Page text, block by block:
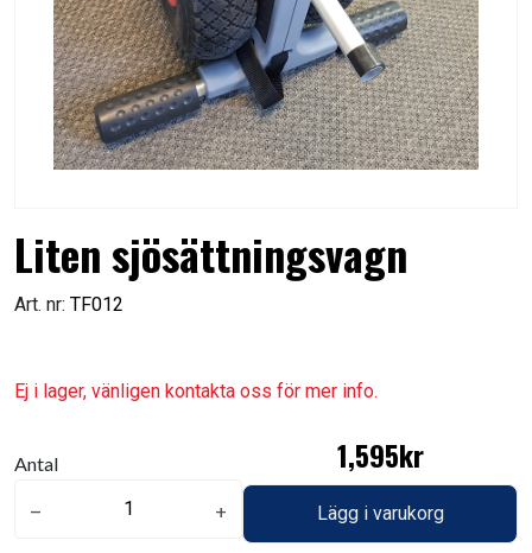
Liten sjösättningsvagn
Art. nr: TF012
Ej i lager, vänligen kontakta oss för mer info.
Antal
remove add
1,595kr
Lägg i varukorg